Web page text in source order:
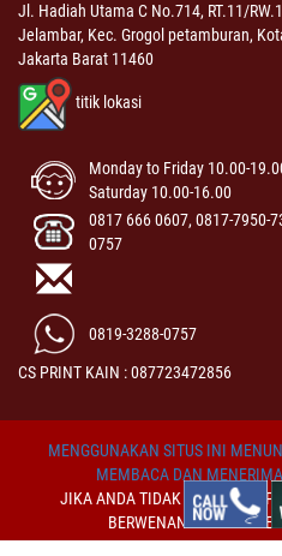
Jl. Hadiah Utama C No.714, RT.11/
Jelambar, Kec. Grogol petamburan,
Jakarta Barat 11460
titik lokasi
Monday to Friday 10.00-
Saturday 10.00-16.00
0817 666 0607, 0817-7950-
0757
0819-3288-0757
CS PRINT KAIN : 087723472856
MENGGUNAKAN SITUS INI
MEMBACA DAN MENERIMA
JIKA ANDA TIDAK MENERIMA
BERWENANG UNTUK